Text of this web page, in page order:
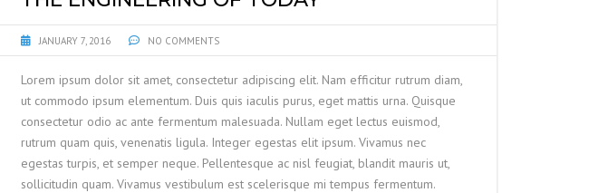
JANUARY 7, 2016 NO COMMENTS
Lorem ipsum dolor sit amet, consectetur adipiscing elit. Nam efficitur rutrum diam,
ut commodo ipsum elementum. Duis quis iaculis purus, eget mattis urna. Quisque
consectetur odio ac ante fermentum malesuada. Nullam eget lectus euismod,
rutrum quam quis, venenatis ligula. Integer egestas elit ipsum. Vivamus nec
egestas turpis, et semper neque. Pellentesque ac nisl feugiat, blandit mauris ut,
sollicitudin quam. Vivamus vestibulum est scelerisque mi tempus fermentum.